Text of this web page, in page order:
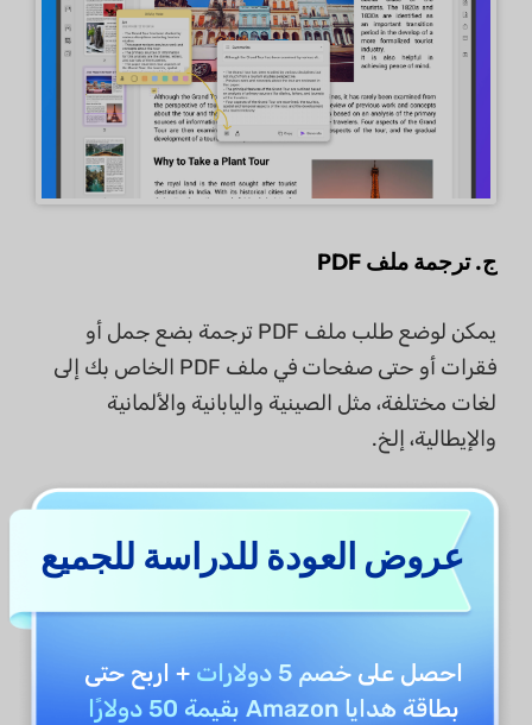
ج. ترجمة ملف PDF
يمكن لوضع طلب ملف PDF ترجمة بضع جمل أو
فقرات أو حتى صفحات في ملف PDF الخاص بك إلى
لغات مختلفة، مثل الصينية واليابانية والألمانية
والإيطالية، إلخ.
حدد وانسخ النص/الفقرة التي تنوي ترجمتها.
تحت علامة طلب ملف PDF في الشريط الجانبي
لـ UPDF AI، اكتب "ترجمة بالصينية: [الصق النص/
الفقرة المنسوخة هنا]" في مربع الدردشة واضغط
عروض العودة للدراسة للجميع
احصل علىخصم 5 دولارات
+ اربح حتى
بطاقة هدايا Amazon بقيمة 50 دولارًا